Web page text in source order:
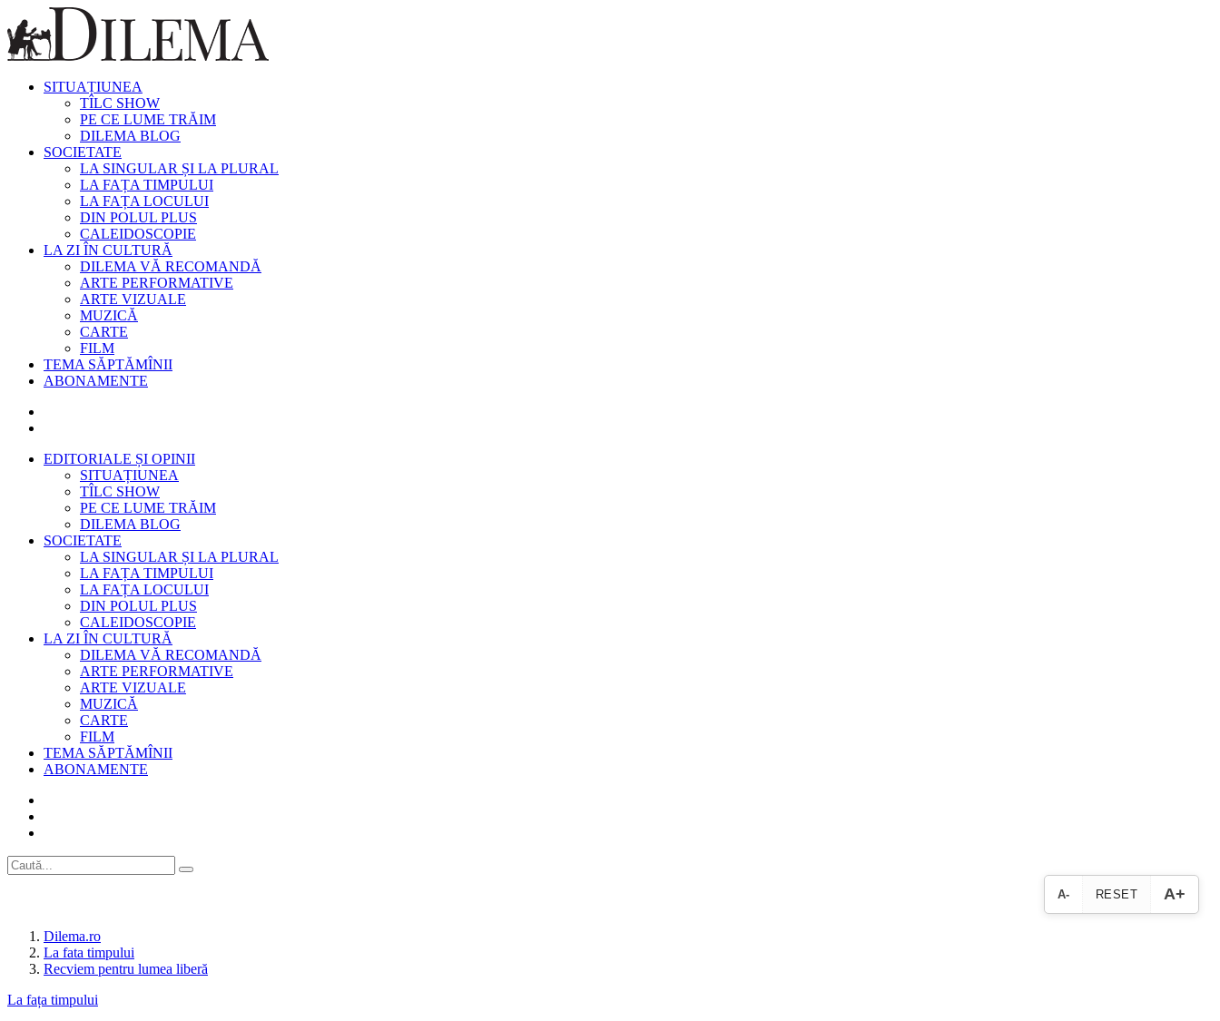
SITUAȚIUNEA
TÎLC SHOW
PE CE LUME TRĂIM
DILEMA BLOG
SOCIETATE
LA SINGULAR ȘI LA PLURAL
LA FAȚA TIMPULUI
LA FAȚA LOCULUI
DIN POLUL PLUS
CALEIDOSCOPIE
LA ZI ÎN CULTURĂ
DILEMA VĂ RECOMANDĂ
ARTE PERFORMATIVE
ARTE VIZUALE
MUZICĂ
CARTE
FILM
TEMA SĂPTĂMÎNII
ABONAMENTE
EDITORIALE ȘI OPINII
SITUAȚIUNEA
TÎLC SHOW
PE CE LUME TRĂIM
DILEMA BLOG
SOCIETATE
LA SINGULAR ȘI LA PLURAL
LA FAȚA TIMPULUI
LA FAȚA LOCULUI
DIN POLUL PLUS
CALEIDOSCOPIE
LA ZI ÎN CULTURĂ
DILEMA VĂ RECOMANDĂ
ARTE PERFORMATIVE
ARTE VIZUALE
MUZICĂ
CARTE
FILM
TEMA SĂPTĂMÎNII
ABONAMENTE
A- RESET A+
Dilema.ro
La fata timpului
Recviem pentru lumea liberă
La fața timpului